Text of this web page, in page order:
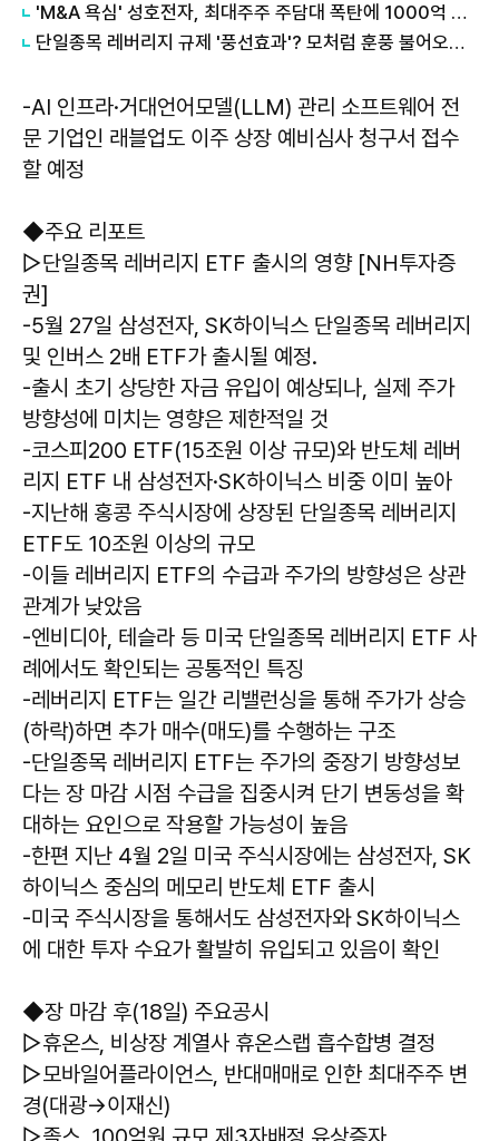
'M&A 욕심' 성호전자, 최대주주 주담대 폭탄에 1000억 CB '재무 악순환' 外
단일종목 레버리지 규제 '풍선효과'? 모처럼 훈풍 불어오는 코스닥 外
-AI 인프라·거대언어모델(LLM) 관리 소프트웨어 전
문 기업인 래블업도 이주 상장 예비심사 청구서 접수
할 예정
◆주요 리포트
▷단일종목 레버리지 ETF 출시의 영향 [NH투자증
권]
-5월 27일 삼성전자, SK하이닉스 단일종목 레버리지
및 인버스 2배 ETF가 출시될 예정.
-출시 초기 상당한 자금 유입이 예상되나, 실제 주가
방향성에 미치는 영향은 제한적일 것
-코스피200 ETF(15조원 이상 규모)와 반도체 레버
리지 ETF 내 삼성전자·SK하이닉스 비중 이미 높아
-지난해 홍콩 주식시장에 상장된 단일종목 레버리지
ETF도 10조원 이상의 규모
-이들 레버리지 ETF의 수급과 주가의 방향성은 상관
관계가 낮았음
-엔비디아, 테슬라 등 미국 단일종목 레버리지 ETF 사
례에서도 확인되는 공통적인 특징
-레버리지 ETF는 일간 리밸런싱을 통해 주가가 상승
(하락)하면 추가 매수(매도)를 수행하는 구조
-단일종목 레버리지 ETF는 주가의 중장기 방향성보
다는 장 마감 시점 수급을 집중시켜 단기 변동성을 확
대하는 요인으로 작용할 가능성이 높음
-한편 지난 4월 2일 미국 주식시장에는 삼성전자, SK
하이닉스 중심의 메모리 반도체 ETF 출시
-미국 주식시장을 통해서도 삼성전자와 SK하이닉스
에 대한 투자 수요가 활발히 유입되고 있음이 확인
◆장 마감 후(18일) 주요공시
▷휴온스, 비상장 계열사 휴온스랩 흡수합병 결정
▷모바일어플라이언스, 반대매매로 인한 최대주주 변
경(대광→이재신)